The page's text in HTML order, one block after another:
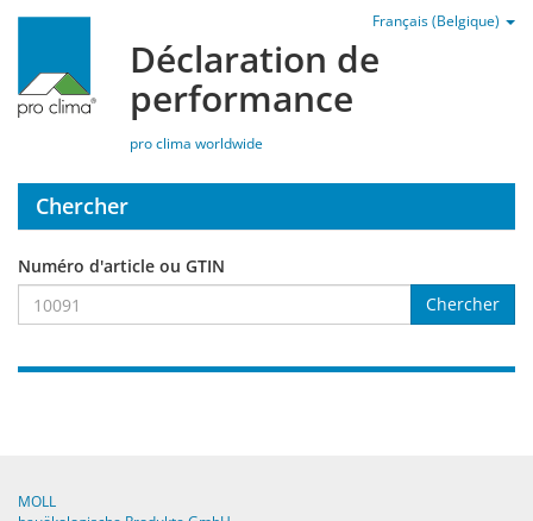
Français (Belgique)
Déclaration de
performance
pro clima worldwide
Chercher
Numéro d'article ou GTIN
Chercher
MOLL